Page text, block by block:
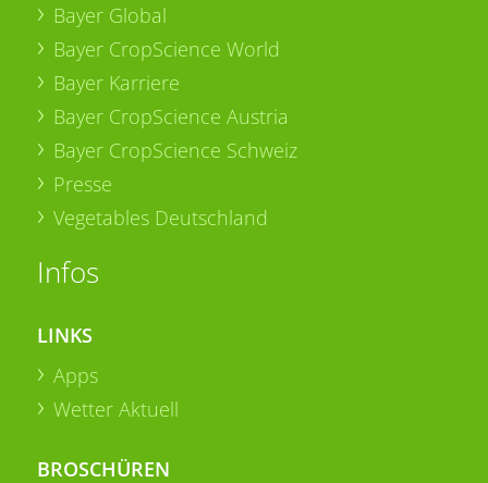
Bayer Global
Bayer CropScience World
Bayer Karriere
Bayer CropScience Austria
Bayer CropScience Schweiz
Presse
Vegetables Deutschland
Infos
LINKS
Apps
Wetter Aktuell
BROSCHÜREN